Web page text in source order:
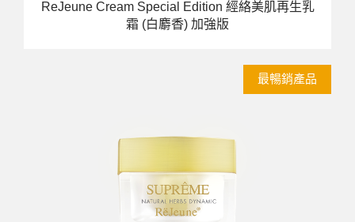
ReJeune Cream Special Edition 經絡美肌再生乳
霜 (白麝香) 加強版
最暢銷產品